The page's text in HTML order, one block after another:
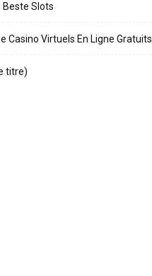
Beste Slots
Casino Virtuels En Ligne Gratuits
titre)